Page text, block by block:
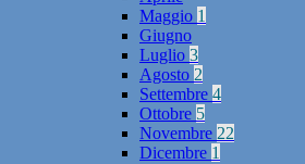
Maggio 1
Giugno
Luglio 3
Agosto 2
Settembre 4
Ottobre 5
Novembre 22
Dicembre 1